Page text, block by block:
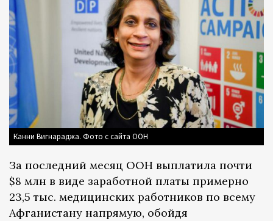
Канни Вигнараджа. Фото с сайта ООН
За последний месяц ООН выплатила почти
$8 млн в виде заработной платы примерно
23,5 тыс. медицинских работников по всему
Афганистану напрямую, обойдя